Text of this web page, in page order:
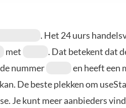
. Het 24 uurs
met
. Dat betekent dat
nummer
en heeft een
De beste plekken om
Je kunt meer aanbieders